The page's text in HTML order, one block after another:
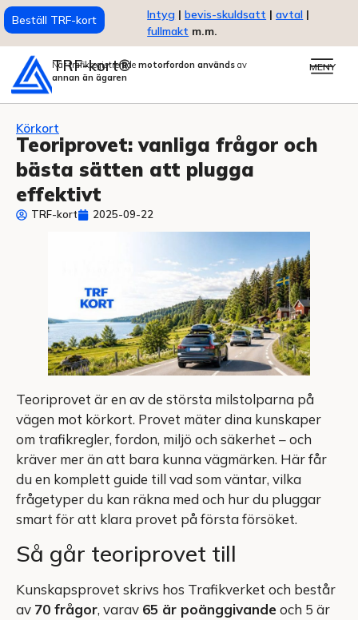
Beställ TRF-kort Intyg | bevis-skuldsatt | avtal |
fullmakt m.m.
TRF-kort®
När trafikregistrerade motorfordon används av
annan än ägaren
MENY
Körkort
Teoriprovet: vanliga frågor och
bästa sätten att plugga
effektivt
TRF-kort 2025-09-22
Teoriprovet är en av de största milstolparna på
vägen mot körkort. Provet mäter dina kunskaper
om trafikregler, fordon, miljö och säkerhet – och
kräver mer än att bara kunna vägmärken. Här får
du en komplett guide till vad som väntar, vilka
frågetyper du kan räkna med och hur du pluggar
smart för att klara provet på första försöket.
Så går teoriprovet till
Kunskapsprovet skrivs hos Trafikverket och består
av 70 frågor, varav 65 är poänggivandeoch 5 är